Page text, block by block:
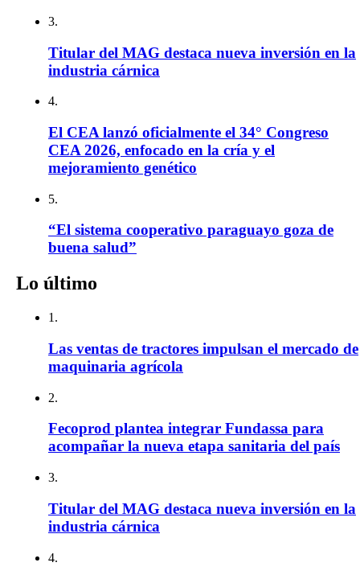
3.
Titular del MAG destaca nueva inversión en la
industria cárnica
4.
El CEA lanzó oficialmente el 34° Congreso
CEA 2026, enfocado en la cría y el
mejoramiento genético
5.
“El sistema cooperativo paraguayo goza de
buena salud”
Lo último
1.
Las ventas de tractores impulsan el mercado de
maquinaria agrícola
2.
Fecoprod plantea integrar Fundassa para
acompañar la nueva etapa sanitaria del país
3.
Titular del MAG destaca nueva inversión en la
industria cárnica
4.